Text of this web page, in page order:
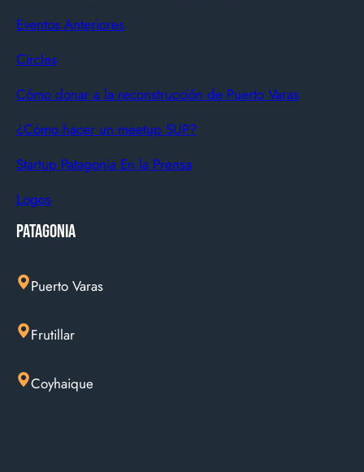
Eventos Anteriores
Circles
Cómo donar a la reconstrucción de Puerto Varas
¿Cómo hacer un meetup SUP?
Startup Patagonia En la Prensa
Logos
Patagonia
Puerto Varas
Frutillar
Coyhaique